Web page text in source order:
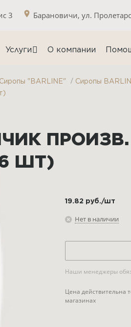
3 Барановичи, ул.
Услуги О компании
Сиропы "BARLINE" / Сиропы
ПРОИЗВ.
ШТ)
19.82 руб./шт
Нет в наличии
Наши менеджеры
Цена действительна
магазинах